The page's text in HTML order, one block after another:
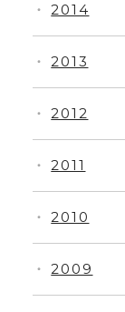
・ 2009
・ 2010
・ 2011
・ 2012
・ 2013
・ 2014